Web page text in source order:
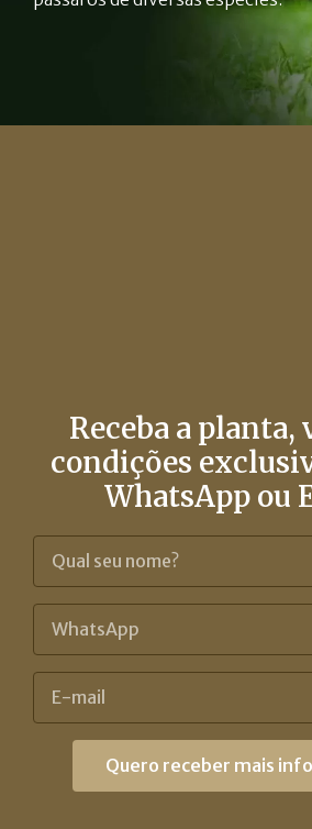
Receba a planta,
condições
WhatsApp ou
Quero receber mais